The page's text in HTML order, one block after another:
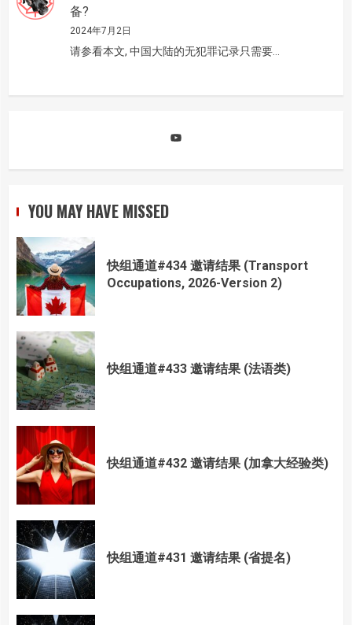
备?
2024年7月2日
请参看本文, 中国大陆的无犯罪记录只需要…
YOU MAY HAVE MISSED
快组通道#434 邀请结果 (Transport
Occupations, 2026-Version 2)
快组通道#433 邀请结果 (法语类)
快组通道#432 邀请结果 (加拿大经验类)
快组通道#431 邀请结果 (省提名)